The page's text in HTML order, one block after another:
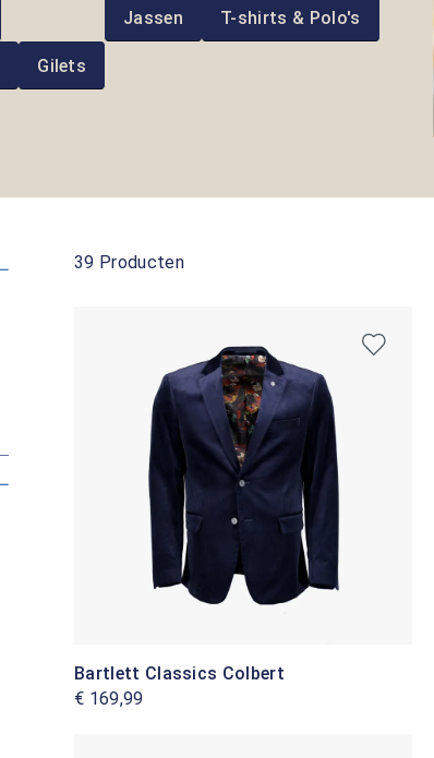
Gilets
Jassen T-shirts & Polo's
39 Producten
Bartlett Classics Colbert
€ 169,99